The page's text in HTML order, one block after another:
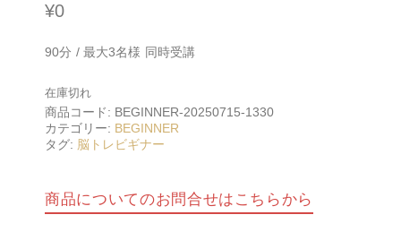
¥0
90分 / 最大3名様 同時受講
在庫切れ
商品コード: BEGINNER-20250715-1330
カテゴリー: BEGINNER
タグ: 脳トレビギナー
商品についてのお問合せはこちらから